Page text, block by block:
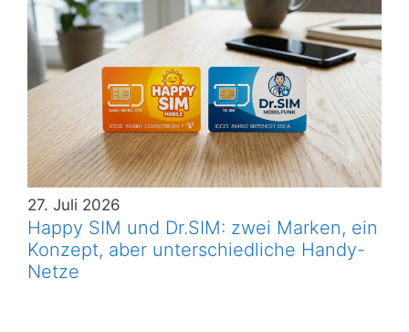
27. Juli 2026
Happy SIM und Dr.SIM: zwei Marken, ein
Konzept, aber unterschiedliche Handy-
Netze